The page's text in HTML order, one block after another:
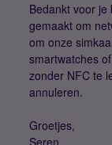
Bedankt voor
gemaakt om
om onze
smartwatches
zonder NFC te
annuleren.
Groetjes,
Seren